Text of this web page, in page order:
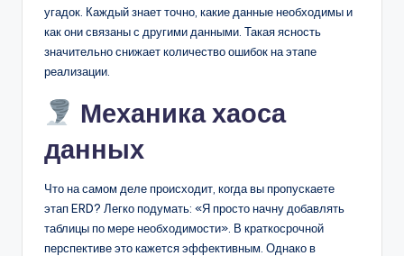
угадок. Каждый знает точно, какие данные необходимы и
как они связаны с другими данными. Такая ясность
значительно снижает количество ошибок на этапе
реализации.
Механика хаоса
данных
Что на самом деле происходит, когда вы пропускаете
этап ERD? Легко подумать: «Я просто начну добавлять
таблицы по мере необходимости». В краткосрочной
перспективе это кажется эффективным. Однако в